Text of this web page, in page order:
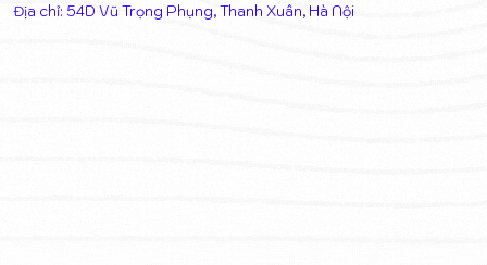
Địa chỉ: 54D Vũ Trọng Phụng, Thanh Xuân, Hà Nội